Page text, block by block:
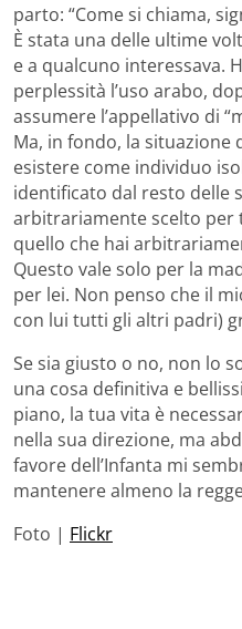
parto: “Come si chiama,
È stata una delle ultime
e a qualcuno interessava.
perplessità l’uso arabo,
assumere l’appellativo di
Ma, in fondo, la situazione
esistere come individuo
identificato dal resto delle
arbitrariamente scelto per
quello che hai
Questo vale solo per la
per lei. Non penso che il
con lui tutti gli altri padri)
Se sia giusto o no, non lo
una cosa definitiva e
piano, la tua vita è
nella sua direzione, ma
favore dell’Infanta mi
mantenere almeno la
Foto | Flickr